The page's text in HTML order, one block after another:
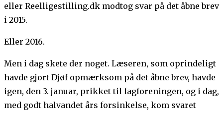
eller Reelligestilling.dk modtog svar på det åbne brev
i 2015.
Eller 2016.
Men i dag skete der noget. Læseren, som oprindeligt
havde gjort Djøf opmærksom på det åbne brev, havde
igen, den 3. januar, prikket til fagforeningen, og i dag,
med godt halvandet års forsinkelse, kom svaret